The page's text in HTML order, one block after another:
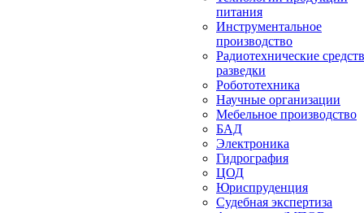
питания
Инструментальное
производство
Радиотехнические
разведки
Робототехника
Научные организации
Мебельное производство
БАД
Электроника
Гидрография
ЦОД
Юриспруденция
Судебная экспертиза